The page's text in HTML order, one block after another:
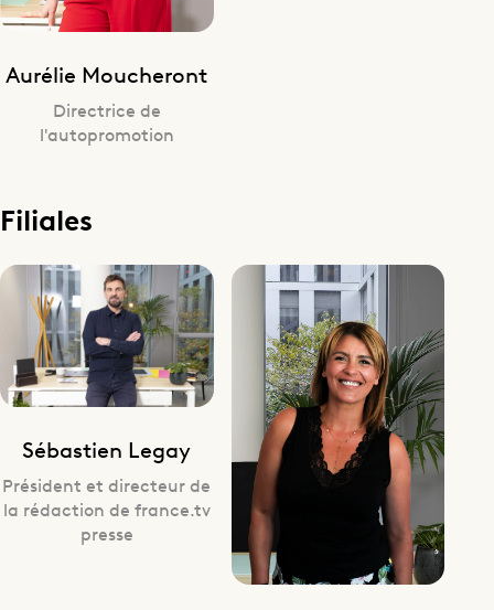
Aurélie Moucheront
Directrice de
l'autopromotion
Filiales
Sébastien Legay
Président et directeur de
la rédaction de france.tv
presse